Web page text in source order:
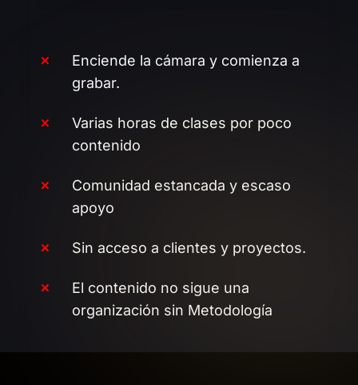
Enciende la cámara y comienza a
grabar.
Varias horas de clases por poco
contenido
Comunidad estancada y escaso
apoyo
Sin acceso a clientes y proyectos.
El contenido no sigue una
organización sin Metodología